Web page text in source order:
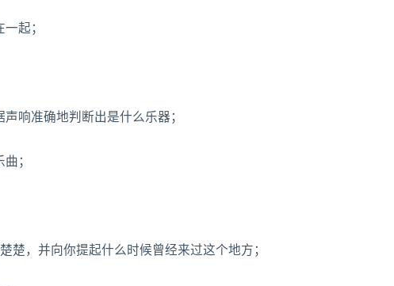
起；
响准确地判断出是什么乐器；
；
楚，并向你提起什么时候曾经来过这个地方；